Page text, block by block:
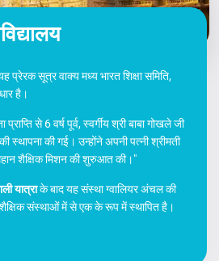
प्रेरक सूत्र वाक्य मध्य भारत शिक्षा समिति,
है।
से 6 वर्ष पूर्व, स्वर्गीय श्री बाबा गोखले जी
की स्थापना की गई। उन्होंने अपनी पत्नी श्रीमती
शैक्षिक मिशन की शुरुआत की।"
यात्राके बाद यह संस्था ग्वालियर अंचल की
शैक्षिक संस्थाओं में से एक के रूप में स्थापित है।